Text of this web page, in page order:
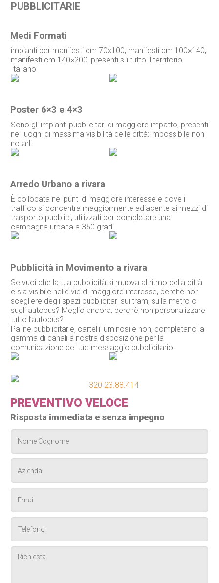
PUBBLICITARIE
Medi Formati
impianti per manifesti cm 70×100, manifesti cm 100×140,
manifesti cm 140×200, presenti su tutto il territorio
Italiano
Poster 6×3 e 4×3
Sono gli impianti pubblicitari di maggiore impatto, presenti
nei luoghi di massima visibilità delle città: impossibile non
notarli.
Arredo Urbano a rivara
È collocata nei punti di maggiore interesse e dove il
traffico si concentra maggiormente adiacente ai mezzi di
trasporto pubblici, utilizzati per completare una
campagna urbana a 360 gradi.
Pubblicità in Movimento a rivara
Se vuoi che la tua pubblicità si muova al ritmo della città
e sia visibile nelle vie di maggiore interesse, perchè non
scegliere degli spazi pubblicitari sui tram, sulla metro o
sugli autobus? Meglio ancora, perchè non personalizzare
tutto l’autobus?
Paline pubblicitarie, cartelli luminosi e non, completano la
gamma di canali a nostra disposizione per la
comunicazione del tuo messaggio pubblicitario.
320 23.88.414
PREVENTIVO VELOCE
Risposta immediata e senza impegno